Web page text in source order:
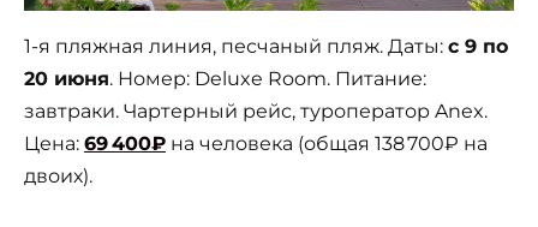
1-я пляжная линия, песчаный пляж. Даты: с 9 по
20 июня. Номер: Deluxe Room. Питание:
завтраки. Чартерный рейс, туроператор Anex.
Цена: 69 400₽ на человека (общая 138 700₽ на
двоих).